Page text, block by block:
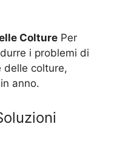
Colture Per
i problemi di
delle colture,
anno.